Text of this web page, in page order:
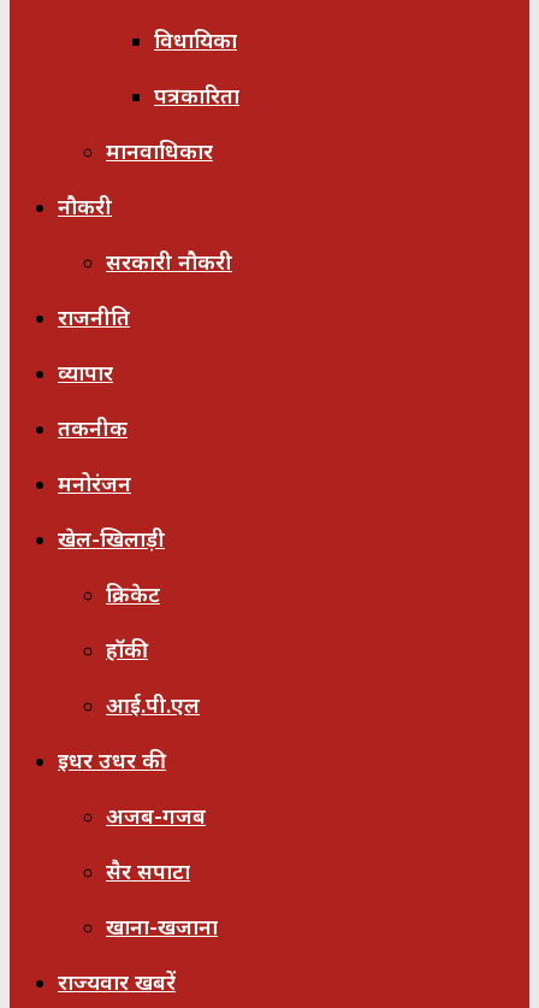
विधायिका
पत्रकारिता
मानवाधिकार
नौकरी
सरकारी नौकरी
राजनीति
व्यापार
तकनीक
मनोरंजन
खेल-खिलाड़ी
क्रिकेट
हॉकी
आई.पी.एल
इधर उधर की
अजब-गजब
सैर सपाटा
खाना-खजाना
राज्यवार खबरें